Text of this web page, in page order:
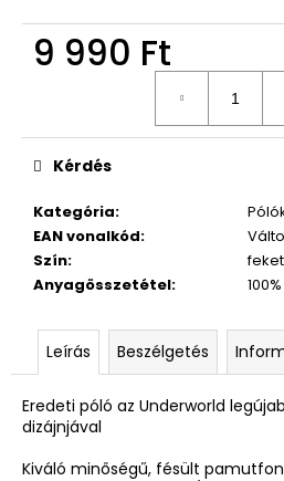
9 990 Ft
Kategória:
EAN vonalkód:
Szín:
Anyagösszetétel:
Kérdés
Leírás Beszélgetés
Eredeti póló az Underworld
dizájnjával
Kiváló minőségű, fésült